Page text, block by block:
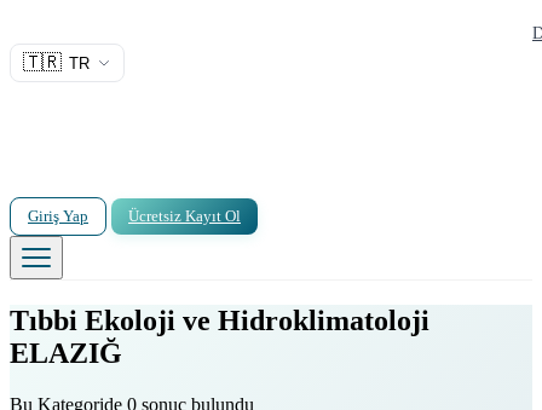
🇹🇷 TR
Giriş Yap Ücretsiz Kayıt Ol
Tıbbi Ekoloji ve Hidroklimatoloji
ELAZIĞ
Bu Kategoride 0 sonuç bulundu